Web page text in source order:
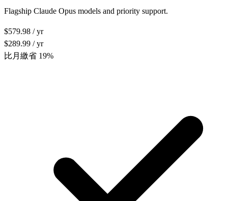
Flagship Claude Opus models and priority support.
$579.98 / yr
$289.99 / yr
比月繳省 19%